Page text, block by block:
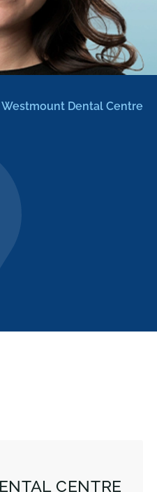
Westmount Dental Centre
CENTRE